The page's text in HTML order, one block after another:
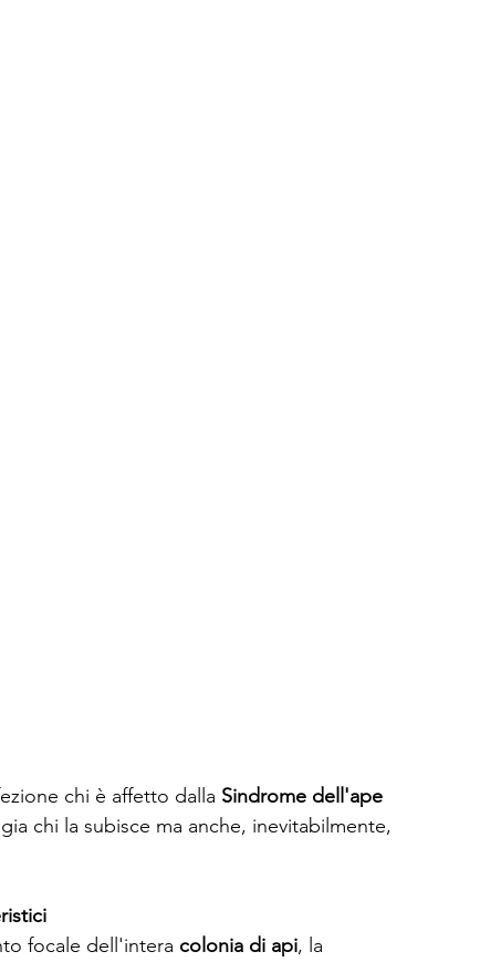
chi è affetto dalla Sindrome dell'ape
chi la subisce ma anche, inevitabilmente,
focale dell'intera colonia di api, la